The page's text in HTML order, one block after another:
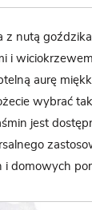
nutą goździka
i
aurę
wybrać
jest
domowych